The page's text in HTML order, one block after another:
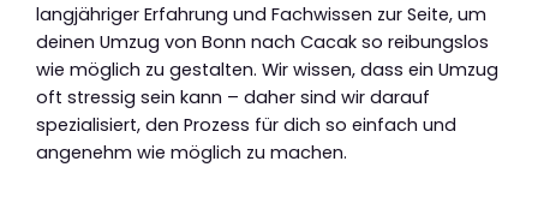
langjähriger Erfahrung und Fachwissen zur Seite, um
deinen Umzug von Bonn nach Cacak so reibungslos
wie möglich zu gestalten. Wir wissen, dass ein Umzug
oft stressig sein kann – daher sind wir darauf
spezialisiert, den Prozess für dich so einfach und
angenehm wie möglich zu machen.